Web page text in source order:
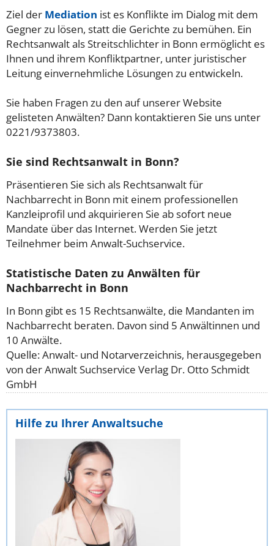
Ziel der Mediation ist es Konflikte im Dialog mit dem
Gegner zu lösen, statt die Gerichte zu bemühen. Ein
Rechtsanwalt als Streitschlichter in Bonn ermöglicht es
Ihnen und ihrem Konfliktpartner, unter juristischer
Leitung einvernehmliche Lösungen zu entwickeln.
Sie haben Fragen zu den auf unserer Website
gelisteten Anwälten? Dann kontaktieren Sie uns unter
0221/9373803.
Sie sind Rechtsanwalt in Bonn?
Präsentieren Sie sich als Rechtsanwalt für
Nachbarrecht in Bonn mit einem professionellen
Kanzleiprofil und akquirieren Sie ab sofort neue
Mandate über das Internet. Werden Sie jetzt
Teilnehmer beim Anwalt-Suchservice.
Statistische Daten zu Anwälten für
Nachbarrecht in Bonn
In Bonn gibt es 15 Rechtsanwälte, die Mandanten im
Nachbarrecht beraten. Davon sind 5 Anwältinnen und
10 Anwälte.
Quelle: Anwalt- und Notarverzeichnis, herausgegeben
von der Anwalt Suchservice Verlag Dr. Otto Schmidt
GmbH
Hilfe zu Ihrer Anwaltsuche